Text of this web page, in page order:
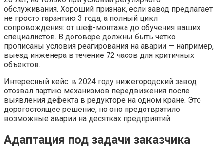
обслуживания. Хороший признак, если завод предлагает
не просто гарантию 3 года, а полный цикл
сопровождения: от шеф-монтажа до обучения ваших
специалистов. В договоре должны быть четко
прописаны условия реагирования на аварии — например,
выезд инженера в течение 72 часов для критичных
объектов.
Интересный кейс: в 2024 году нижегородский завод
отозвал партию механизмов передвижения после
выявления дефекта в редукторе на одном кране. Это
дорогостоящее решение, но оно предотвратило
возможные аварии на десятках предприятий.
Адаптация под задачи заказчика